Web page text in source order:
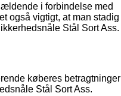
i forbindelse med
også vigtigt, at man stadig
Stål Sort Ass.
køberes betragtninger
Stål Sort Ass.